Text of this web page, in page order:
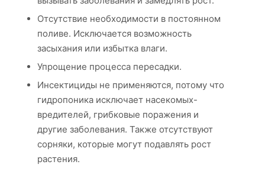
Отсутствие необходимости в постоянном
поливе. Исключается возможность
засыхания или избытка влаги.
Упрощение процесса пересадки.
Инсектициды не применяются, потому что
гидропоника исключает насекомых-
вредителей, грибковые поражения и
другие заболевания. Также отсутствуют
сорняки, которые могут подавлять рост
растения.